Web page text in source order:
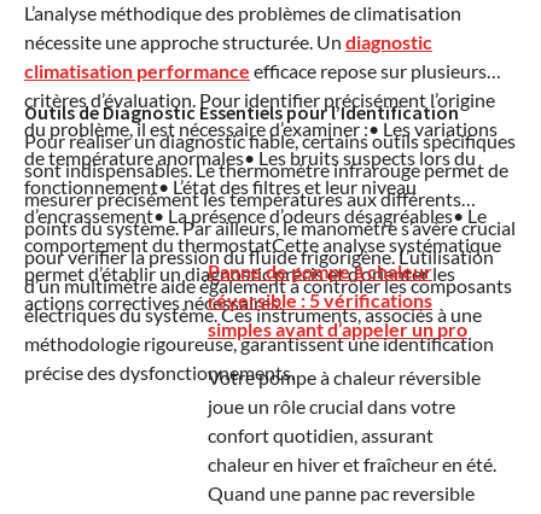
L’analyse méthodique des problèmes de climatisation
nécessite une approche structurée. Un diagnostic
climatisation performance efficace repose sur plusieurs
critères d’évaluation. Pour identifier précisément l’origine
du problème, il est nécessaire d’examiner :• Les variations
de température anormales• Les bruits suspects lors du
fonctionnement• L’état des filtres et leur niveau
d’encrassement• La présence d’odeurs désagréables• Le
comportement du thermostatCette analyse systématique
permet d’établir un diagnostic précis et d’orienter les
actions correctives nécessaires.
Outils de Diagnostic Essentiels pour l’Identification
Pour réaliser un diagnostic fiable, certains outils spécifiques
sont indispensables. Le thermomètre infrarouge permet de
mesurer précisément les températures aux différents
points du système. Par ailleurs, le manomètre s’avère crucial
pour vérifier la pression du fluide frigorigène. L’utilisation
d’un multimètre aide également à contrôler les composants
électriques du système. Ces instruments, associés à une
méthodologie rigoureuse, garantissent une identification
précise des dysfonctionnements.
Panne de pompe à chaleur
réversible : 5 vérifications
simples avant d’appeler un pro
Votre pompe à chaleur réversible
joue un rôle crucial dans votre
confort quotidien, assurant
chaleur en hiver et fraîcheur en été.
Quand une panne pac reversible